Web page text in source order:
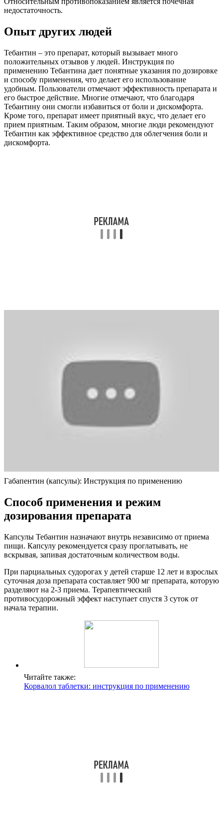
недостаточность.
Опыт других людей
Тебантин – это препарат, который вызывает много
положительных отзывов у людей. Инструкция по
применению Тебантина дает понятные указания по дозировке
и способу применения, что делает его использование
удобным. Пользователи отмечают эффективность препарата и
его быстрое действие. Многие отмечают, что благодаря
Тебантину они смогли избавиться от боли и дискомфорта.
Кроме того, препарат имеет приятный вкус, что делает его
прием приятным. Таким образом, многие люди рекомендуют
Тебантин как эффективное средство для облегчения боли и
дискомфорта.
Габапентин (капсулы): Инструкция по применению
Способ применения и режим
дозирования препарата
Капсулы Тебантин назначают внутрь независимо от приема
пищи. Капсулу рекомендуется сразу проглатывать, не
вскрывая, запивая достаточным количеством воды.
При парциальных судорогах у детей старше 12 лет и взрослых
суточная доза препарата составляет 900 мг препарата, которую
разделяют на 2-3 приема. Терапевтический
противосудорожный эффект наступает спустя 3 суток от
начала терапии.
Читайте также:
Корвалол таблетки: инструкция по применению